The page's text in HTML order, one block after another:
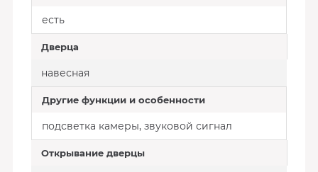
есть
Дверца
навесная
Другие функции и особенности
подсветка камеры, звуковой сигнал
Открывание дверцы